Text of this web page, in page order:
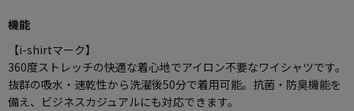
機能
【i-shirtマーク】
360度ストレッチの快適な着心地でアイロン不要なワイシャツです。
抜群の吸水・速乾性から洗濯後50分で着用可能。抗菌・防臭機能を
備え、ビジネスカジュアルにも対応できます。